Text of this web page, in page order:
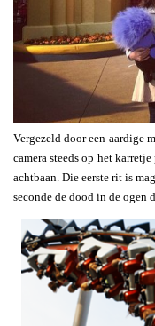
Vergezeld door een aardige
camera steeds op het
achtbaan. Die eerste rit is
seconde de dood in de ogen